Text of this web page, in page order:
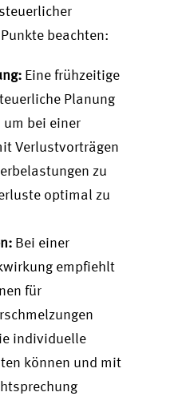
beachten:
Eine frühzeitige
Planung
bei einer
Verlustvorträgen
zu
optimal zu
Bei einer
empfiehlt
für
individuelle
können und mit